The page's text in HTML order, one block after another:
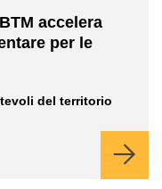
accelera
per le
del territorio